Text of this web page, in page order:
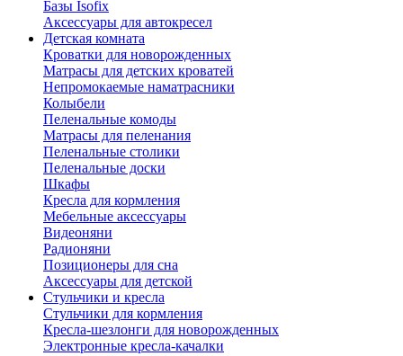
Базы Isofix
Аксессуары для автокресел
Детская комната
Кроватки для новорожденных
Матрасы для детских кроватей
Непромокаемые наматрасники
Колыбели
Пеленальные комоды
Матрасы для пеленания
Пеленальные столики
Пеленальные доски
Шкафы
Кресла для кормления
Мебельные аксессуары
Видеоняни
Радионяни
Позиционеры для сна
Аксессуары для детской
Стульчики и кресла
Стульчики для кормления
Кресла-шезлонги для новорожденных
Электронные кресла-качалки